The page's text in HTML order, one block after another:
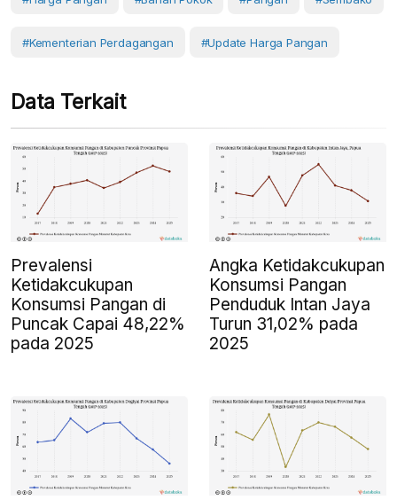
#Kementerian Perdagangan #Update Harga Pangan
Data Terkait
Prevalensi
Ketidakcukupan
Konsumsi Pangan di
Puncak Capai 48,22%
pada 2025
Angka Ketidakcukupan
Konsumsi Pangan
Penduduk Intan Jaya
Turun 31,02% pada
2025